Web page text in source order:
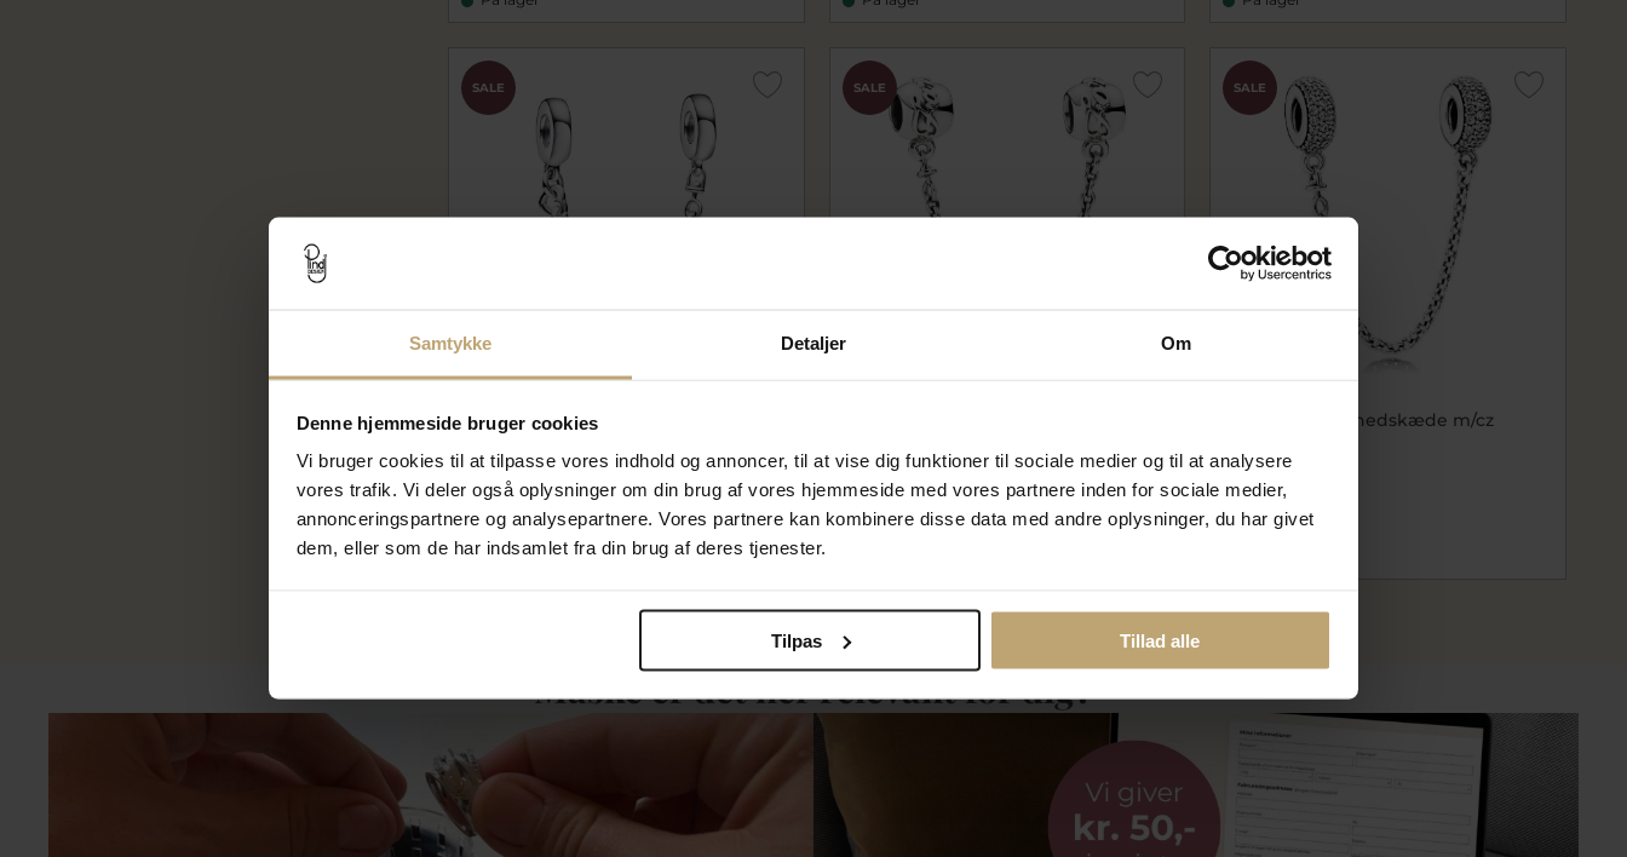
Samtykke Detaljer Om
Denne hjemmeside bruger cookies
Vi bruger cookies til at tilpasse vores indhold og annoncer, til at vise dig funktioner til sociale medier og til at analysere
vores trafik. Vi deler også oplysninger om din brug af vores hjemmeside med vores partnere inden for sociale medier,
annonceringspartnere og analysepartnere. Vores partnere kan kombinere disse data med andre oplysninger, du har givet
dem, eller som de har indsamlet fra din brug af deres tjenester.
Tilpas Tillad alle
SALE
Pandora sikkerhedskæde hjerter sølv
pa792274C00-05
299,00 kr
239,20 kr
På lager
SALE
pa791788
299,00 kr
239,20 kr
SALE
Pandora sikkerhedskæde m/cz
pa791736CZ-05
499,00 kr
399,20 kr
Måske er det her relevant for dig?